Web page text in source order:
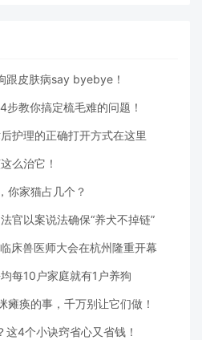
跟皮肤病say byebye！
教你搞定梳毛难的问题！
护理的正确打开方式在这里
么治它！
你家猫占几个？
官以案说法确保“养犬不掉链”
床兽医师大会在杭州隆重开幕
每10户家庭就有1户养狗
瘫痪的事，千万别让它们做！
4个小诀窍省心又省钱！